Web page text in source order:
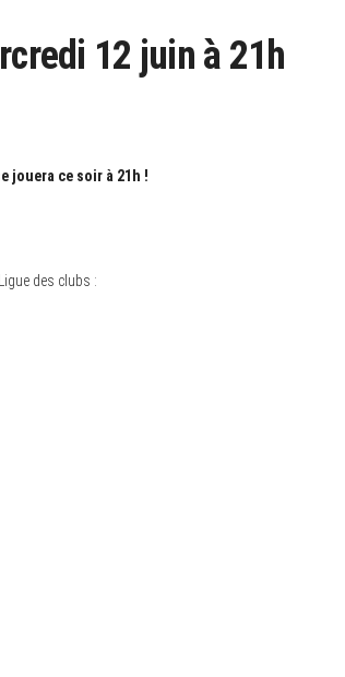
12 juin à 21h
jouera ce soir à 21h !
des clubs :